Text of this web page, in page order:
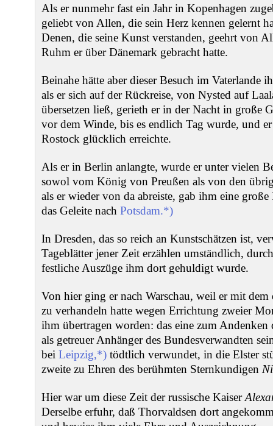
Als er nunmehr fast ein Jahr in Kopenhagen
geliebt von Allen, die sein Herz kennen gelernt
Denen, die seine Kunst verstanden, geehrt von
Ruhm er über Dänemark gebracht hatte.
Beinahe hätte aber dieser Besuch im Vaterlande
als er sich auf der Rückreise, von Nysted auf
übersetzen ließ, gerieth er in der Nacht in große
vor dem Winde, bis es endlich Tag wurde, und
Rostock glücklich erreichte.
Als er in Berlin anlangte, wurde er unter vielen
sowol vom König von Preußen als von den
als er wieder von da abreiste, gab ihm eine
das Geleite nach Potsdam.*)
In Dresden, das so reich an Kunstschätzen ist,
Tageblätter jener Zeit erzählen umständlich,
festliche Auszüge ihm dort gehuldigt wurde.
Von hier ging er nach Warschau, weil er mit
zu verhandeln hatte wegen Errichtung zweier
ihm übertragen worden: das eine zum Andenken
als getreuer Anhänger des Bundesverwandten
bei Leipzig,*) tödtlich verwundet, in die Elster
zweite zu Ehren des berühmten Sternkundigen
Hier war um diese Zeit der russische Kaiser
Derselbe erfuhr, daß Thorvaldsen dort